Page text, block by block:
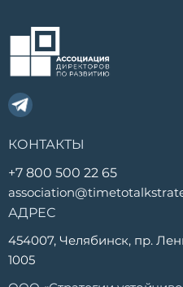
КОНТАКТЫ
+7 800 500 22 65
АДРЕС
454007, Челябинск, пр.
1005